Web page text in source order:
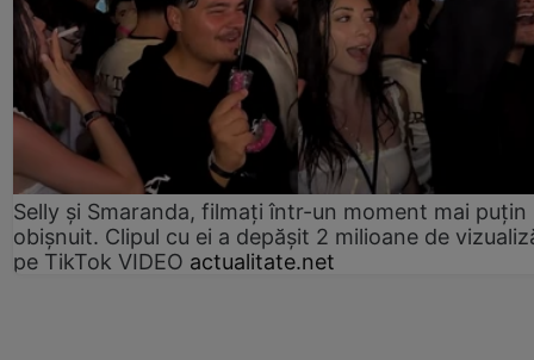
Selly și Smaranda, filmați într-un moment mai puțin
obișnuit. Clipul cu ei a depășit 2 milioane de
pe TikTok VIDEO actualitate.net